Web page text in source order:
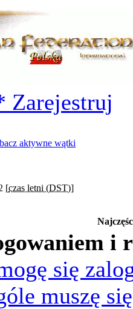
Zarejestruj
aktywne wątki
[czas letni (DST)]
i
się
muszę